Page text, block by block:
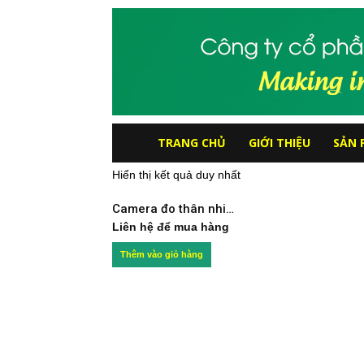
Công
ty
Cổ
phần
TRANG CHỦ GIỚI THIỆU SẢN
Hiển thị kết quả duy nhất
Camera đo thân nhiệt DS-2TD2617B-6/PA
Liên hệ để mua hàng
Thêm vào giỏ hàng